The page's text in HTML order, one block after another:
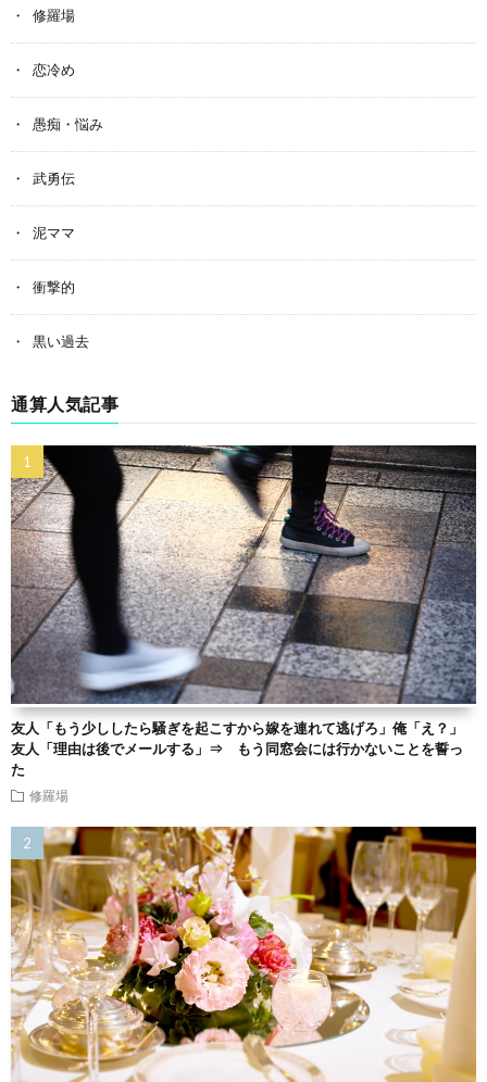
修羅場
恋冷め
愚痴・悩み
武勇伝
泥ママ
衝撃的
黒い過去
通算人気記事
友人「もう少ししたら騒ぎを起こすから嫁を連れて逃げろ」俺「え？」
友人「理由は後でメールする」⇒ もう同窓会には行かないことを誓っ
た
修羅場